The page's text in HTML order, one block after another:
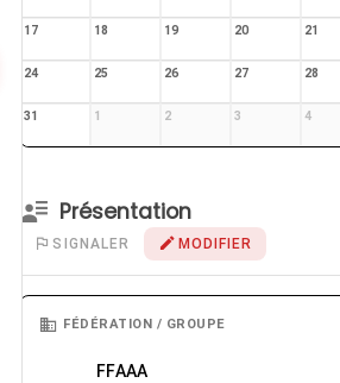
17 18 19 20 21
24 25 26 27 28
31 1 2 3 4
Présentation
SIGNALER MODIFIER
FÉDÉRATION / GROUPE
FFAAA